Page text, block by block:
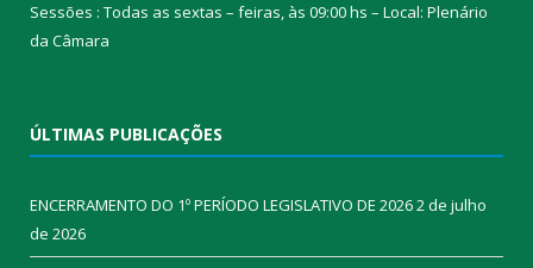
Sessões : Todas as sextas – feiras, às 09:00 hs – Local: Plenário
da Câmara​
ÚLTIMAS PUBLICAÇÕES
ENCERRAMENTO DO 1º PERÍODO LEGISLATIVO DE 20262 de julho
de 2026